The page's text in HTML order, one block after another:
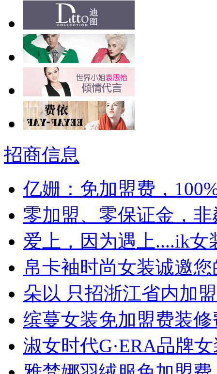
招商信息
亿姗：免加盟费，
零加盟、零保证金，
爱上，因为遇上....ik
帛卡袖时尚女装诚邀
朵以 只招浙江省内加
缤蔓女装免加盟费装
淑女时代G·ERA品牌